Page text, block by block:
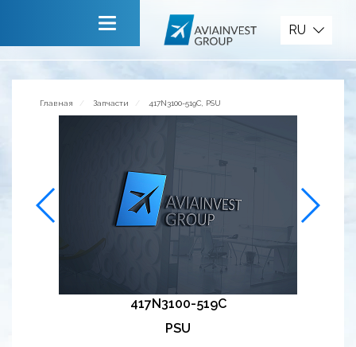
Сервисы
Обратная связь
RU
Главная Запчасти 417N3100-519C, PSU
417N3100-519C
PSU